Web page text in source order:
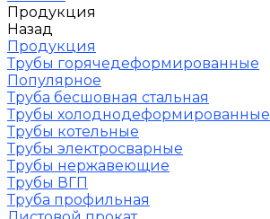
Продукция
Назад
Продукция
Трубы горячедеформированные
Популярное
Труба бесшовная стальная
Трубы холоднодеформированные
Трубы котельные
Трубы электросварные
Трубы нержавеющие
Трубы ВГП
Труба профильная